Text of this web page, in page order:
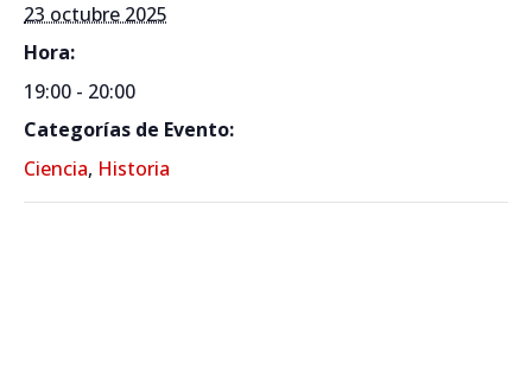
23 octubre 2025
Hora:
19:00 - 20:00
Categorías de Evento:
Ciencia, Historia